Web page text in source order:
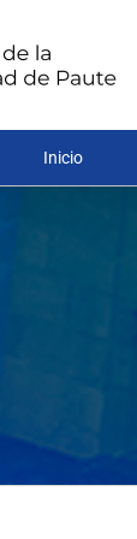
Inicio